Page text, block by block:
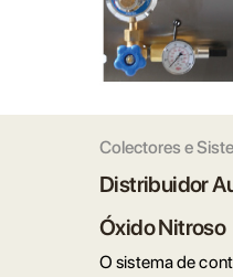
Colectores e
Distribuidor
Óxido Nitroso
O sistema de